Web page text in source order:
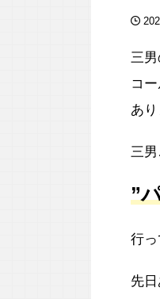
三
コ
あ
三
”
行
先